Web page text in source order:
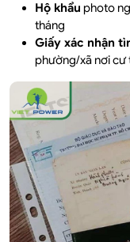
Hộ khẩu photo
tháng
Giấy xác nhận
phường/xã nơi cư